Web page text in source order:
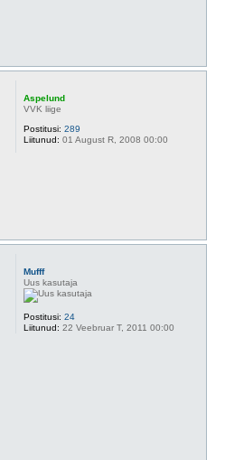
l
Aspelund
VVK liige
Postitusi: 289
Liitunud: 01 August R, 2008 00:00
l
Mufff
Uus kasutaja
Postitusi: 24
Liitunud: 22 Veebruar T, 2011 00:00